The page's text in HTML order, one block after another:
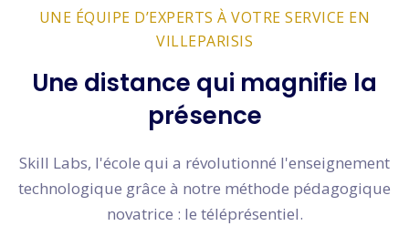
UNE ÉQUIPE D’EXPERTS À VOTRE SERVICE EN
VILLEPARISIS
Une distance qui magnifie la
présence
Skill Labs, l'école qui a révolutionné l'enseignement
technologique grâce à notre méthode pédagogique
novatrice : le téléprésentiel.